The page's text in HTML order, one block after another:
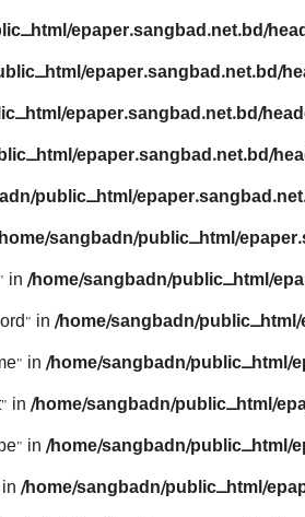
epaper.sangbad.net.bd/
epaper.sangbad.net.bd/
epaper.sangbad.net.bd/
epaper.sangbad.net.bd/
public_html/
sangbadn/public_html/
in /home/sangbadn/public_html/
in /home/sangbadn/
in /home/sangbadn/public_html/
in /home/sangbadn/public_html/
in /home/sangbadn/public_html/
/home/sangbadn/public_html/